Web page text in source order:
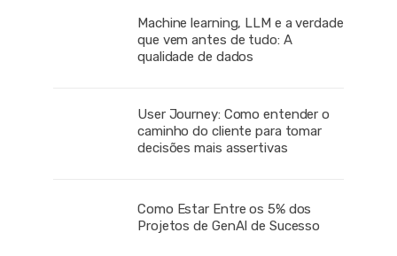
Machine learning, LLM e a verdade
que vem antes de tudo: A
qualidade de dados
User Journey: Como entender o
caminho do cliente para tomar
decisões mais assertivas
Como Estar Entre os 5% dos
Projetos de GenAI de Sucesso